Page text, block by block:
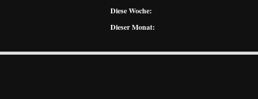
Diese Woche:
Dieser Monat: